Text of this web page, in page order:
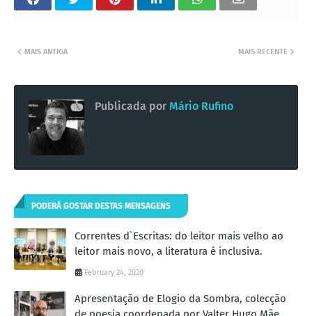
MAIS RECENTE
MAIS ANTIGA
Publicada por Mário Rufino
PODERÁ GOSTAR DESTAS MENSAGENS
Correntes d`Escritas: do leitor mais velho ao
leitor mais novo, a literatura é inclusiva.
February 24, 2020
Apresentação de Elogio da Sombra, colecção